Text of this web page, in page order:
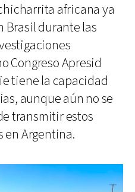
africana ya
Brasil durante las
Congreso Apresid
tiene la capacidad
aunque aún no se
transmitir estos
en Argentina.